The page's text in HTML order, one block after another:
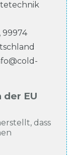
, 99974
EU
dass